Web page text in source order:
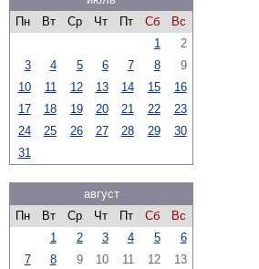
Пн
Вт Ср Чт Пт Сб
Вс
1
2
3
4 5 6 7 8
9
10
11 12 13 14 15
16
17
18 19 20 21 22
23
24
25 26 27 28 29
30
31
август
Пн
Вт Ср Чт Пт Сб
Вс
1
2 3 4 5
6
7
8 9 10 11 12
13